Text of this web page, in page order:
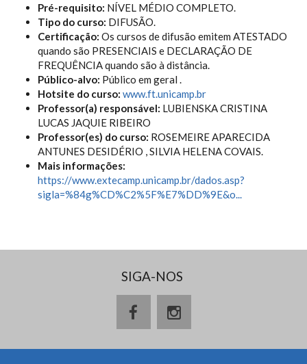
Pré-requisito: NÍVEL MÉDIO COMPLETO.
Tipo do curso: DIFUSÃO.
Certificação: Os cursos de difusão emitem ATESTADO
quando são PRESENCIAIS e DECLARAÇÃO DE
FREQUÊNCIA quando são à distância.
Público-alvo: Público em geral .
Hotsite do curso: www.ft.unicamp.br
Professor(a) responsável: LUBIENSKA CRISTINA
LUCAS JAQUIE RIBEIRO
Professor(es) do curso: ROSEMEIRE APARECIDA
ANTUNES DESIDÉRIO , SILVIA HELENA COVAIS.
Mais informações:
https://www.extecamp.unicamp.br/dados.asp?
sigla=%84g%CD%C2%5F%E7%DD%9E&o...
SIGA-NOS